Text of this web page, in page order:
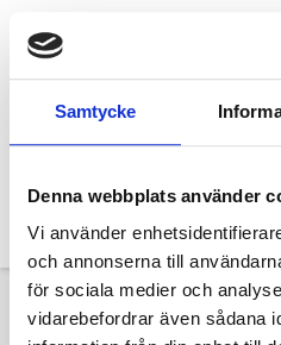
Samtycke
Denna webbplats använder
Vi använder
och annonserna till
för sociala medier och
vidarebefordrar även sådana